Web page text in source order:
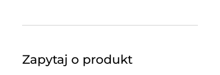
Zapytaj o produkt